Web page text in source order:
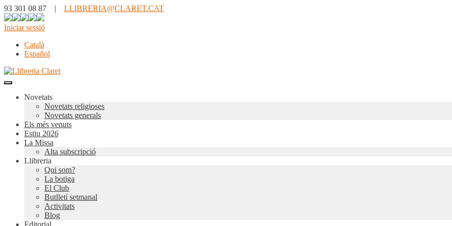
93 301 08 87 | LLIBRERIA@CLARET.CAT
Iniciar sessió
Català
Español
Novetats
Novetats religioses
Novetats generals
Els més venuts
Estiu 2026
La Missa
Alta subscripció
Llibreria
Qui som?
La botiga
El Club
Butlletí setmanal
Activitats
Blog
Editorial